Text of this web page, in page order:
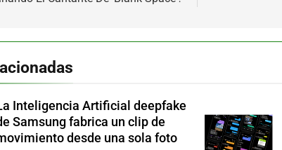
Inteligencia Artificial deepfake
Samsung fabrica un clip de
desde una sola foto